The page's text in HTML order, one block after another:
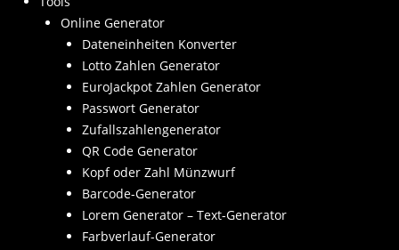
Online Generator
Dateneinheiten Konverter
Lotto Zahlen Generator
EuroJackpot Zahlen Generator
Passwort Generator
Zufallszahlengenerator
QR Code Generator
Kopf oder Zahl Münzwurf
Barcode-Generator
Lorem Generator – Text-Generator
Farbverlauf-Generator